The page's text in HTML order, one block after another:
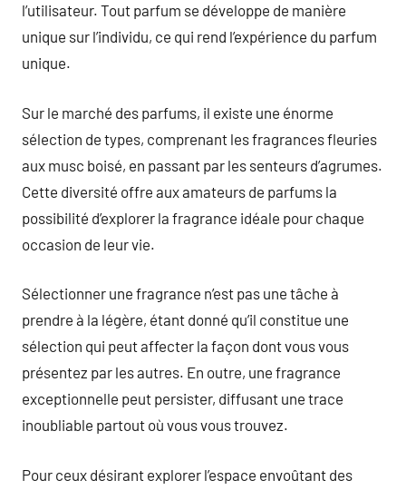
l’utilisateur. Tout parfum se développe de manière
unique sur l’individu, ce qui rend l’expérience du parfum
unique.
Sur le marché des parfums, il existe une énorme
sélection de types, comprenant les fragrances fleuries
aux musc boisé, en passant par les senteurs d’agrumes.
Cette diversité offre aux amateurs de parfums la
possibilité d’explorer la fragrance idéale pour chaque
occasion de leur vie.
Sélectionner une fragrance n’est pas une tâche à
prendre à la légère, étant donné qu’il constitue une
sélection qui peut affecter la façon dont vous vous
présentez par les autres. En outre, une fragrance
exceptionnelle peut persister, diffusant une trace
inoubliable partout où vous vous trouvez.
Pour ceux désirant explorer l’espace envoûtant des